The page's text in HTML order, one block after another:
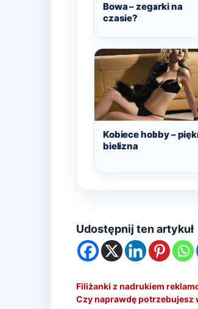
Bowa – zegarki na
czasie?
Kobiece hobby –
bielizna
Udostępnij ten artykuł
Filiżanki z nadrukiem
Czy naprawdę potrzebujesz